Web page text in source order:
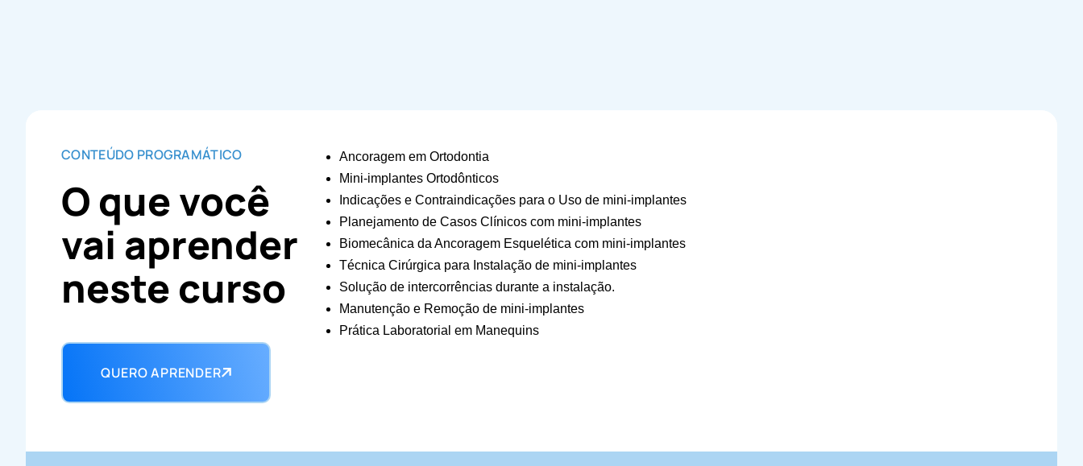
CONTEÚDO PROGRAMÁTICO
O que você
vai aprender
neste curso
QUERO APRENDER
Ancoragem em Ortodontia
Mini-implantes Ortodônticos
Indicações e Contraindicações para o Uso de mini-implantes
Planejamento de Casos Clínicos com mini-implantes
Biomecânica da Ancoragem Esquelética com mini-implantes
Técnica Cirúrgica para Instalação de mini-implantes
Solução de intercorrências durante a instalação.
Manutenção e Remoção de mini-implantes
Prática Laboratorial em Manequins